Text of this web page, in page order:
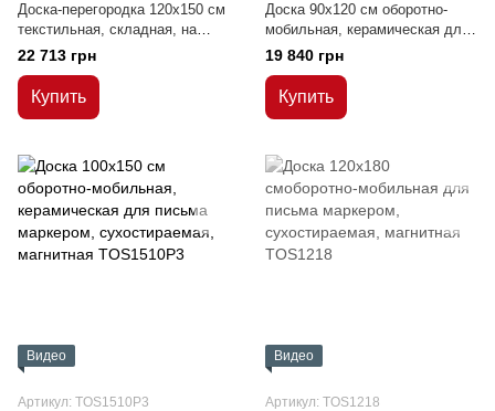
Доска-перегородка 120x150 см
текстильная, складная, на
колесиках
22 713 грн
Купить
Доска 90x120 см оборотно-
мобильная, керамическая для
письма маркером,
сухостираемая, магнитная
19 840 грн
Купить
Видео
Артикул: TOS1510P3
Видео
Артикул: TOS1218